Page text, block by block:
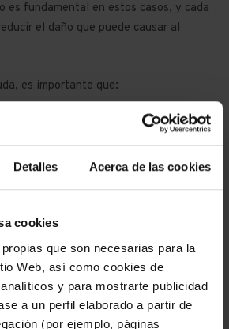
Detalles Acerca de las cookies
cookies
que son necesarias para la
Web, así como cookies de
y para mostrarte publicidad
a un perfil elaborado a partir de
(por ejemplo, páginas
es fundamental en estos casos, y cada
el daño que puede causar al
es importante que:
persona lo más tranquila posible y en
preferiblemente tumbada con la
elevada.
agua ni medicamentos, ya que
los síntomas y la hora en que
que esta información será muy útil
sanitarios.